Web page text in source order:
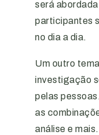
será
participantes
no dia a dia.
Um outro
investigação
pelas
as
análise e